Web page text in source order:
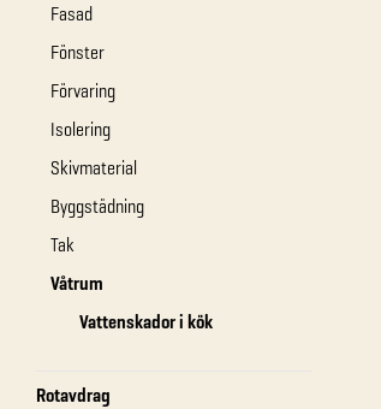
Fasad
Fönster
Förvaring
Isolering
Skivmaterial
Byggstädning
Tak
Våtrum
Vattenskador i kök
Rotavdrag